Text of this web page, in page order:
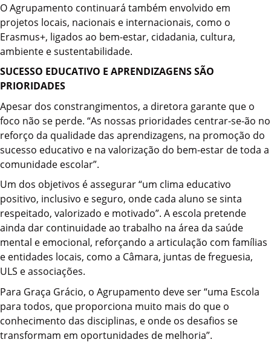
O Agrupamento continuará também envolvido em
projetos locais, nacionais e internacionais, como o
Erasmus+, ligados ao bem-estar, cidadania, cultura,
ambiente e sustentabilidade.
SUCESSO EDUCATIVO E APRENDIZAGENS SÃO
PRIORIDADES
Apesar dos constrangimentos, a diretora garante que o
foco não se perde. “As nossas prioridades centrar-se-ão no
reforço da qualidade das aprendizagens, na promoção do
sucesso educativo e na valorização do bem-estar de toda a
comunidade escolar”.
Um dos objetivos é assegurar “um clima educativo
positivo, inclusivo e seguro, onde cada aluno se sinta
respeitado, valorizado e motivado”. A escola pretende
ainda dar continuidade ao trabalho na área da saúde
mental e emocional, reforçando a articulação com famílias
e entidades locais, como a Câmara, juntas de freguesia,
ULS e associações.
Para Graça Grácio, o Agrupamento deve ser “uma Escola
para todos, que proporciona muito mais do que o
conhecimento das disciplinas, e onde os desafios se
transformam em oportunidades de melhoria”.